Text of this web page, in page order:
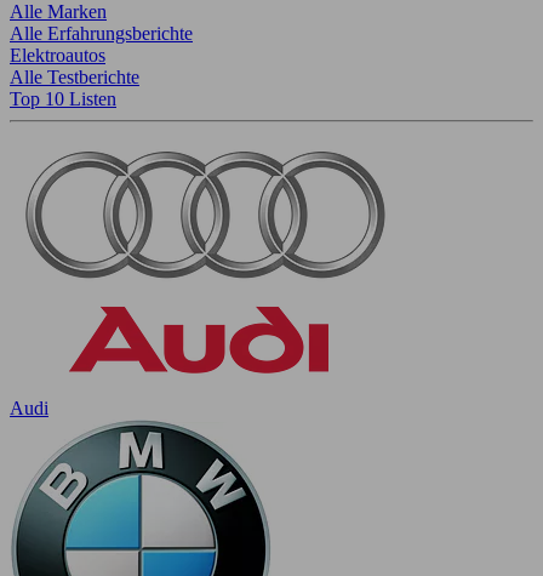
Alle Marken
Alle Erfahrungsberichte
Elektroautos
Alle Testberichte
Top 10 Listen
Audi